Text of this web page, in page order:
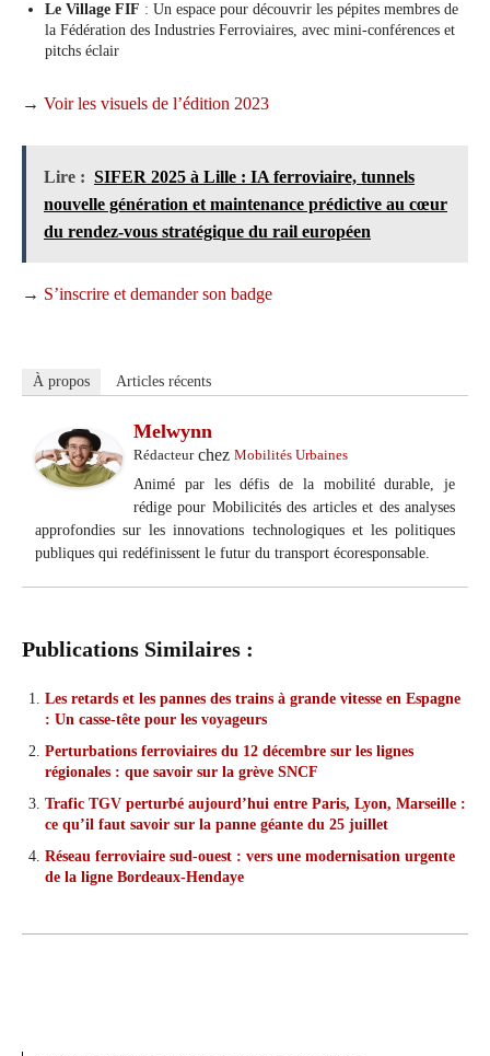
Le Village FIF : Un espace pour découvrir les pépites membres de
la Fédération des Industries Ferroviaires, avec mini-conférences et
pitchs éclair
→ Voir les visuels de l’édition 2023
Lire : SIFER 2025 à Lille : IA ferroviaire, tunnels
nouvelle génération et maintenance prédictive au cœur
du rendez-vous stratégique du rail européen
→ S’inscrire et demander son badge
À propos Articles récents
Melwynn
Rédacteurchez Mobilités Urbaines
Animé par les défis de la mobilité durable, je
rédige pour Mobilicités des articles et des analyses
approfondies sur les innovations technologiques et les politiques
publiques qui redéfinissent le futur du transport écoresponsable.
Publications Similaires :
Les retards et les pannes des trains à grande vitesse en Espagne
: Un casse-tête pour les voyageurs
Perturbations ferroviaires du 12 décembre sur les lignes
régionales : que savoir sur la grève SNCF
Trafic TGV perturbé aujourd’hui entre Paris, Lyon, Marseille :
ce qu’il faut savoir sur la panne géante du 25 juillet
Réseau ferroviaire sud-ouest : vers une modernisation urgente
de la ligne Bordeaux-Hendaye